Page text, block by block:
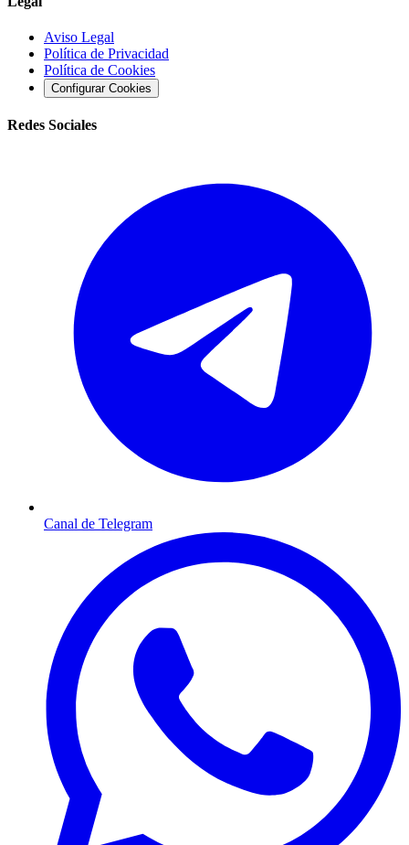
Aviso Legal
Política de Privacidad
Política de Cookies
Configurar Cookies
Redes Sociales
Canal de Telegram